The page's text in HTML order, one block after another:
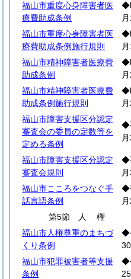
福山市重度心身障害者医
療費助成条例
◆
福山市重度心身障害者医
療費助成条例施行規則
◆
福山市精神障害者医療費
助成条例
◆
福山市精神障害者医療費
助成条例施行規則
◆
福山市障害支援区分認定
審査会の委員の定数等を
定める条例
◆
福山市障害支援区分認定
審査会規則
◆
福山市こころをつなぐ手
話言語条例
◆
第5節 人権
福山市人権尊重のまちづ
くり条例
◆
福山市犯罪被害者等支援
条例
◆